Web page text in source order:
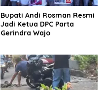
Bupati Andi Rosman Resmi
Jadi Ketua DPC Parta
Gerindra Wajo